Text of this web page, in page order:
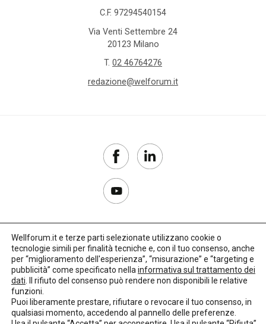
C.F. 97294540154
Via Venti Settembre 24
20123 Milano
T. 02 46764276
redazione@welforum.it
Copyright 2017–2026
Privacy Policy
Credits: LO Studio
Wellforum.it e terze parti selezionate utilizzano cookie o
tecnologie simili per finalità tecniche e, con il tuo consenso, anche
per “miglioramento dell'esperienza”, “misurazione” e “targeting e
pubblicità” come specificato nella informativa sul trattamento dei
dati . Il rifiuto del consenso può rendere non disponibili le relative
funzioni.
Puoi liberamente prestare, rifiutare o revocare il tuo consenso, in
qualsiasi momento, accedendo al pannello delle preferenze.